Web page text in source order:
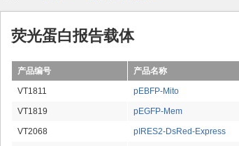
荧光蛋白报告载体
产品编号 产品名称
VT1811 pEBFP-Mito
VT1819 pEGFP-Mem
VT2068 pIRES2-DsRed-Express